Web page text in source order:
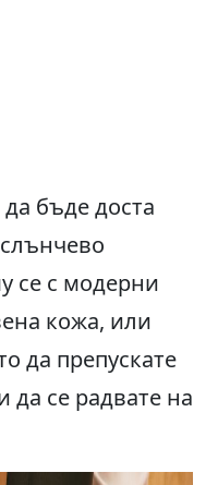
бъде доста
се с модерни
кожа, или
да препускате
да се радвате на